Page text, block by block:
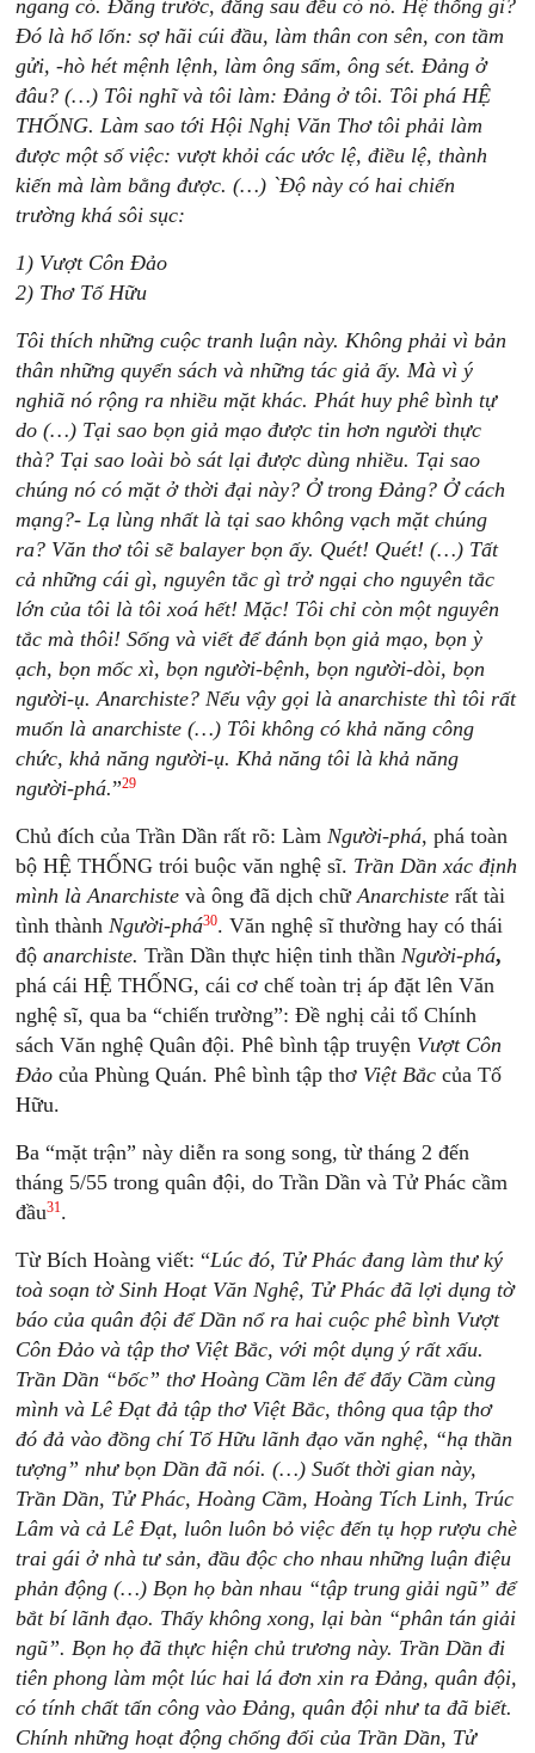
ngang có. Đằng trước, đằng sau đều có nó. Hệ thống gì?
Đó là hổ lốn: sợ hãi cúi đầu, làm thân con sên, con tầm
gửi, -hò hét mệnh lệnh, làm ông sấm, ông sét. Đảng ở
đâu? (…) Tôi nghĩ và tôi làm: Đảng ở tôi. Tôi phá HỆ
THỐNG. Làm sao tới Hội Nghị Văn Thơ tôi phải làm
được một số việc: vượt khỏi các ước lệ, điều lệ, thành
kiến mà làm bằng được. (…) `Độ này có hai chiến
trường khá sôi sục:
1) Vượt Côn Đảo
2) Thơ Tố Hữu
Tôi thích những cuộc tranh luận này. Không phải vì bản
thân những quyển sách và những tác giả ấy. Mà vì ý
nghiã nó rộng ra nhiều mặt khác. Phát huy phê bình tự
do (…) Tại sao bọn giả mạo được tin hơn người thực
thà? Tại sao loài bò sát lại được dùng nhiều. Tại sao
chúng nó có mặt ở thời đại này? Ở trong Đảng? Ở cách
mạng?- Lạ lùng nhất là tại sao không vạch mặt chúng
ra? Văn thơ tôi sẽ balayer bọn ấy. Quét! Quét! (…) Tất
cả những cái gì, nguyên tắc gì trở ngại cho nguyên tắc
lớn của tôi là tôi xoá hết! Mặc! Tôi chỉ còn một nguyên
tắc mà thôi! Sống và viết để đánh bọn giả mạo, bọn ỳ
ạch, bọn mốc xì, bọn người-bệnh, bọn người-dòi, bọn
người-ụ. Anarchiste? Nếu vậy gọi là anarchiste thì tôi rất
muốn là anarchiste (…) Tôi không có khả năng công
chức, khả năng người-ụ. Khả năng tôi là khả năng
người-phá.”29
Chủ đích của Trần Dần rất rõ: Làm Người-phá, phá toàn
bộ HỆ THỐNG trói buộc văn nghệ sĩ. Trần Dần xác định
mình là Anarchiste và ông đã dịch chữAnarchiste rất tài
tình thành Người-phá30. Văn nghệ sĩ thường hay có thái
độanarchiste. Trần Dần thực hiện tinh thần Người-phá,
phá cái HỆ THỐNG, cái cơ chế toàn trị áp đặt lên Văn
nghệ sĩ, qua ba “chiến trường”: Đề nghị cải tổ Chính
sách Văn nghệ Quân đội. Phê bình tập truyện Vượt Côn
Đảo của Phùng Quán. Phê bình tập thơ Việt Bắc của Tố
Hữu.
Ba “mặt trận” này diễn ra song song, từ tháng 2 đến
tháng 5/55 trong quân đội, do Trần Dần và Tử Phác cầm
đầu31.
Từ Bích Hoàng viết: “Lúc đó, Tử Phác đang làm thư ký
toà soạn tờ Sinh Hoạt Văn Nghệ, Tử Phác đã lợi dụng tờ
báo của quân đội để Dần nổ ra hai cuộc phê bình Vượt
Côn Đảo và tập thơ Việt Bắc, với một dụng ý rất xấu.
Trần Dần “bốc” thơ Hoàng Cầm lên để đẩy Cầm cùng
mình và Lê Đạt đả tập thơ Việt Bắc, thông qua tập thơ
đó đả vào đồng chí Tố Hữu lãnh đạo văn nghệ, “hạ thần
tượng” như bọn Dần đã nói. (…) Suốt thời gian này,
Trần Dần, Tử Phác, Hoàng Cầm, Hoàng Tích Linh, Trúc
Lâm và cả Lê Đạt, luôn luôn bỏ việc đến tụ họp rượu chè
trai gái ở nhà tư sản, đầu độc cho nhau những luận điệu
phản động (…) Bọn họ bàn nhau “tập trung giải ngũ” để
bắt bí lãnh đạo. Thấy không xong, lại bàn “phân tán giải
ngũ”. Bọn họ đã thực hiện chủ trương này. Trần Dần đi
tiên phong làm một lúc hai lá đơn xin ra Đảng, quân đội,
có tính chất tấn công vào Đảng, quân đội như ta đã biết.
Chính những hoạt động chống đối của Trần Dần, Tử